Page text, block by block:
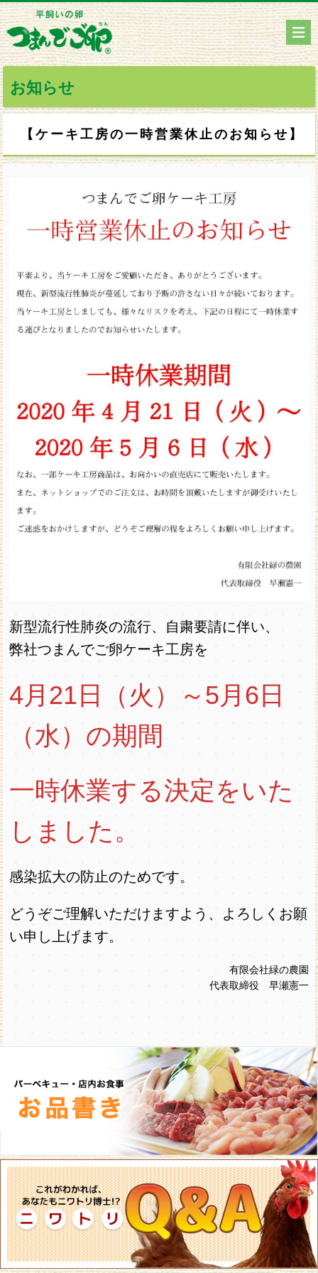
お知らせ
【ケーキ工房の一時営業休止のお知らせ】
新型流行性肺炎の流行、自粛要請に伴い、
弊社つまんでご卵ケーキ工房を
4月21日（火）～5月6日
（水）の期間
一時休業する決定をいた
しました。
感染拡大の防止のためです。
どうぞご理解いただけますよう、よろしくお願
い申し上げます。
有限会社緑の農園
代表取締役 早瀬憲一